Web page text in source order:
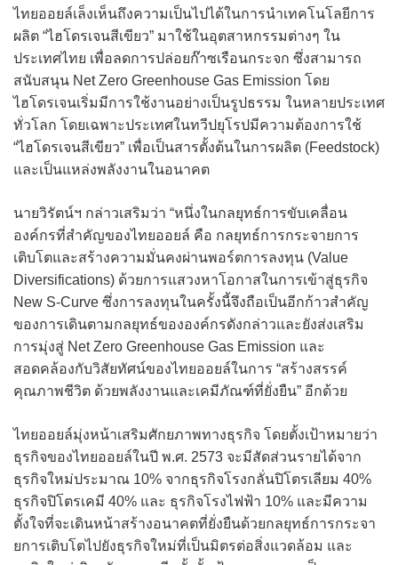
ไทยออยล์เล็งเห็นถึงความเป็นไปได้ในการนำเทคโนโลยีการ
ผลิต “ไฮโดรเจนสีเขียว” มาใช้ในอุตสาหกรรมต่างๆ ใน
ประเทศไทย เพื่อลดการปล่อยก๊าซเรือนกระจก ซึ่งสามารถ
สนับสนุน Net Zero Greenhouse Gas Emission โดย
ไฮโดรเจนเริ่มมีการใช้งานอย่างเป็นรูปธรรม ในหลายประเทศ
ทั่วโลก โดยเฉพาะประเทศในทวีปยุโรปมีความต้องการใช้
“ไฮโดรเจนสีเขียว” เพื่อเป็นสารตั้งต้นในการผลิต (Feedstock)
และเป็นแหล่งพลังงานในอนาคต
นายวิรัตน์ฯ กล่าวเสริมว่า “หนึ่งในกลยุทธ์การขับเคลื่อน
องค์กรที่สำคัญของไทยออยล์ คือ กลยุทธ์การกระจายการ
เติบโตและสร้างความมั่นคงผ่านพอร์ตการลงทุน (Value
Diversifications) ด้วยการแสวงหาโอกาสในการเข้าสู่ธุรกิจ
New S-Curve ซึ่งการลงทุนในครั้งนี้จึงถือเป็นอีกก้าวสำคัญ
ของการเดินตามกลยุทธ์ขององค์กรดังกล่าวและยังส่งเสริม
การมุ่งสู่ Net Zero Greenhouse Gas Emission และ
สอดคล้องกับวิสัยทัศน์ของไทยออยล์ในการ “สร้างสรรค์
คุณภาพชีวิต ด้วยพลังงานและเคมีภัณฑ์ที่ยั่งยืน” อีกด้วย
ไทยออยล์มุ่งหน้าเสริมศักยภาพทางธุรกิจ โดยตั้งเป้าหมายว่า
ธุรกิจของไทยออยล์ในปี พ.ศ. 2573 จะมีสัดส่วนรายได้จาก
ธุรกิจใหม่ประมาณ 10% จากธุรกิจโรงกลั่นปิโตรเลียม 40%
ธุรกิจปิโตรเคมี 40% และ ธุรกิจโรงไฟฟ้า 10% และมีความ
ตั้งใจที่จะเดินหน้าสร้างอนาคตที่ยั่งยืนด้วยกลยุทธ์การกระจา
ยการเติบโตไปยังธุรกิจใหม่ที่เป็นมิตรต่อสิ่งแวดล้อม และ